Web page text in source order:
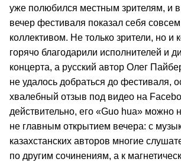
уже полюбился местным зрителям, и
вечер фестиваля показал себя
коллективом. Не только зрители, но и
горячо благодарили исполнителей и
концерта, а русский автор Олег
не удалось добраться до фестиваля,
хвалебный отзыв под видео на
действительно, его «Guo hua» можно
не главным открытием вечера: с
казахстанских авторов многие
по другим сочинениям, а к